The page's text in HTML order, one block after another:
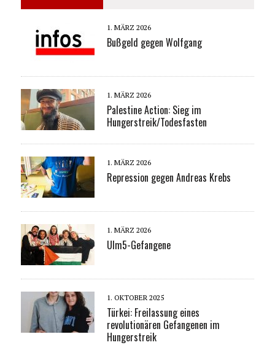
1. MÄRZ 2026
Bußgeld gegen Wolfgang
1. MÄRZ 2026
Palestine Action: Sieg im
Hungerstreik/Todesfasten
1. MÄRZ 2026
Repression gegen Andreas Krebs
1. MÄRZ 2026
Ulm5-Gefangene
1. OKTOBER 2025
Türkei: Freilassung eines
revolutionären Gefangenen im
Hungerstreik